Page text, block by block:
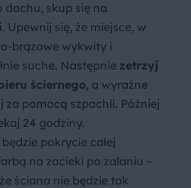
dachu, skup się na
. Upewnij się, że miejsce, w
brązowe wykwity i
suche. Następnie zetrzyj
ściernego, a wyraźne
pomocą szpachli. Później
24 godziny.
pokrycie całej
na zacieki po zalaniu –
ściana nie będzie tak